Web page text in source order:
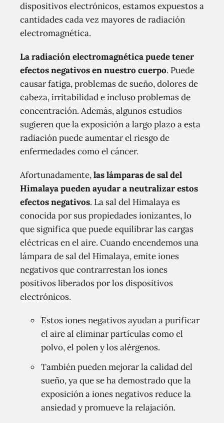
dispositivos electrónicos, estamos expuestos a
cantidades cada vez mayores de radiación
electromagnética.
La radiación electromagnética puede tener
efectos negativos en nuestro cuerpo. Puede
causar fatiga, problemas de sueño, dolores de
cabeza, irritabilidad e incluso problemas de
concentración. Además, algunos estudios
sugieren que la exposición a largo plazo a esta
radiación puede aumentar el riesgo de
enfermedades como el cáncer.
Afortunadamente,las lámparas de sal del
Himalaya pueden ayudar a neutralizar estos
efectos negativos. La sal del Himalaya es
conocida por sus propiedades ionizantes, lo
que significa que puede equilibrar las cargas
eléctricas en el aire. Cuando encendemos una
lámpara de sal del Himalaya, emite iones
negativos que contrarrestan los iones
positivos liberados por los dispositivos
electrónicos.
Estos iones negativos ayudan a purificar
el aire al eliminar partículas como el
polvo, el polen y los alérgenos.
También pueden mejorar la calidad del
sueño, ya que se ha demostrado que la
exposición a iones negativos reduce la
ansiedad y promueve la relajación.